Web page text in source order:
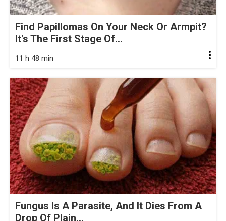
Find Papillomas On Your Neck Or Armpit?
It's The First Stage Of...
11 h 48 min
Fungus Is A Parasite, And It Dies From A
Drop Of Plain...